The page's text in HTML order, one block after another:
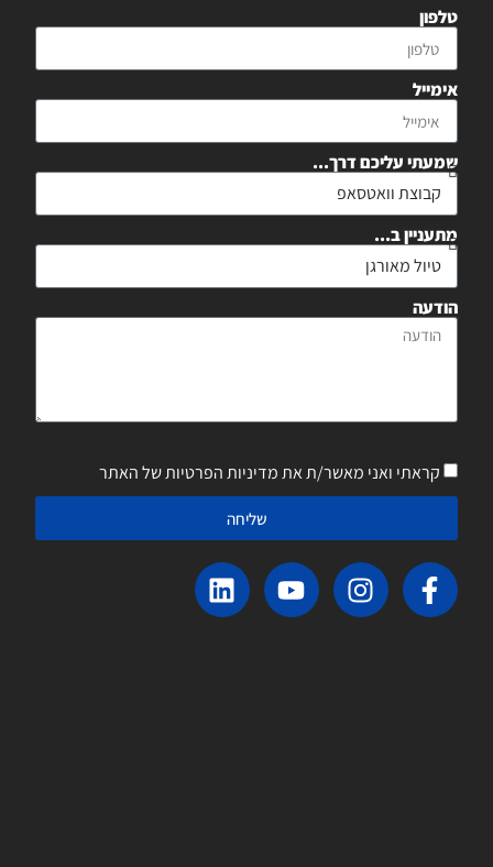
טלפון
אימייל
שמעתי עליכם דרך...
מתעניין ב...
הודעה
קראתי ואני מאשר/ת את מדיניות הפרטיות של האתר
שליחה